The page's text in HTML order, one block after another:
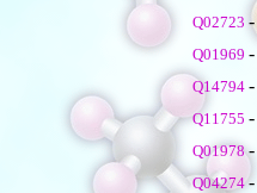
Q02723 -
Q01969 -
Q14794 -
Q11755 -
Q01978-
Q04274 -